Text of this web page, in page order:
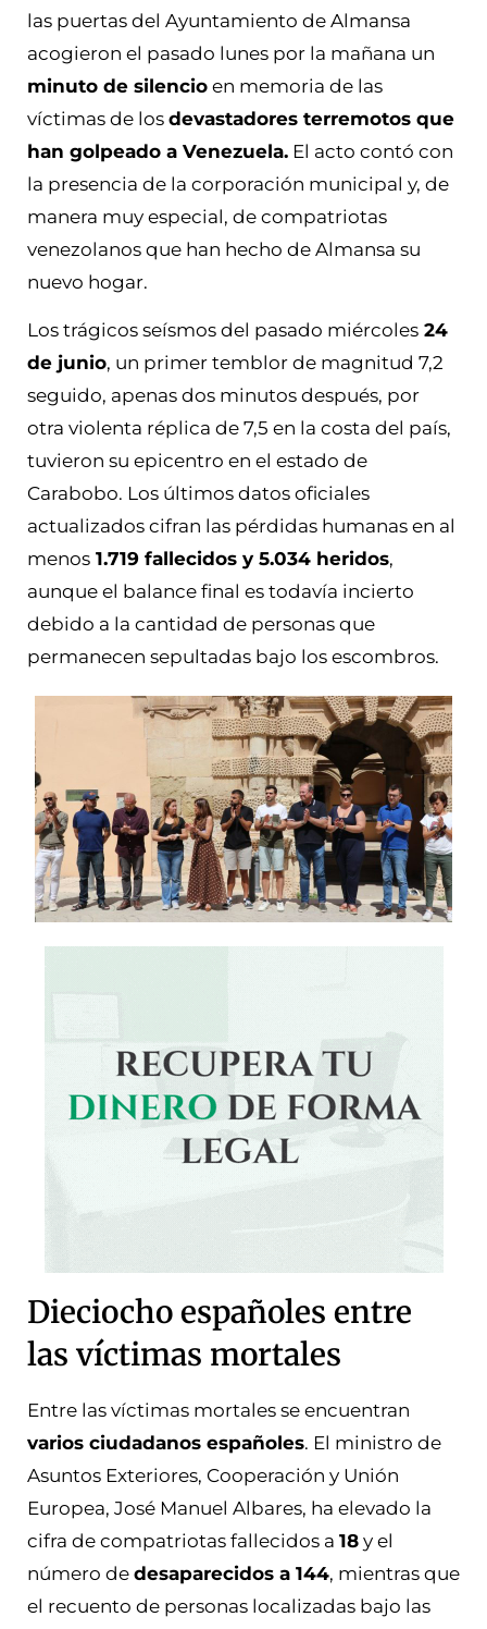
las puertas del Ayuntamiento de Almansa
acogieron el pasado lunes por la mañana un
minuto de silencio en memoria de las
víctimas de los devastadores terremotos que
han golpeado a Venezuela. El acto contó con
la presencia de la corporación municipal y, de
manera muy especial, de compatriotas
venezolanos que han hecho de Almansa su
nuevo hogar.
Los trágicos seísmos del pasado miércoles 24
de junio, un primer temblor de magnitud 7,2
seguido, apenas dos minutos después, por
otra violenta réplica de 7,5 en la costa del país,
tuvieron su epicentro en el estado de
Carabobo. Los últimos datos oficiales
actualizados cifran las pérdidas humanas en al
menos 1.719 fallecidos y 5.034 heridos,
aunque el balance final es todavía incierto
debido a la cantidad de personas que
permanecen sepultadas bajo los escombros.
Dieciocho españoles entre
las víctimas mortales
Entre las víctimas mortales se encuentran
varios ciudadanos españoles. El ministro de
Asuntos Exteriores, Cooperación y Unión
Europea, José Manuel Albares, ha elevado la
cifra de compatriotas fallecidos a 18 y el
número de desaparecidos a 144, mientras que
el recuento de personas localizadas bajo las